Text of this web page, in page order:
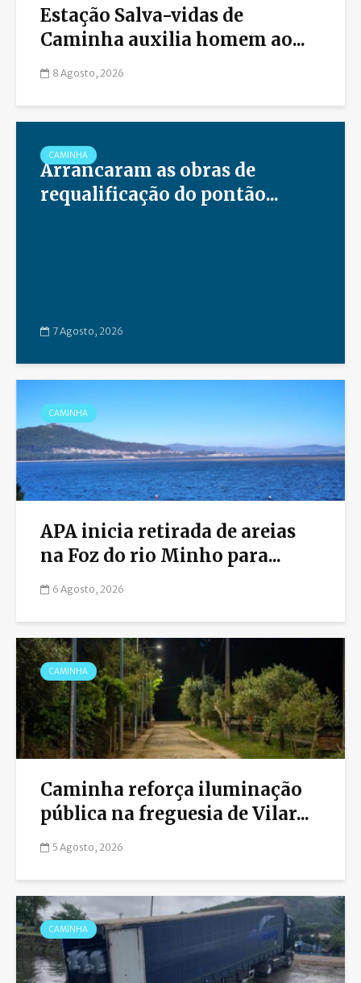
Estação Salva-vidas de
Caminha auxilia homem ao...
8 Agosto, 2026
CAMINHA
Arrancaram as obras de
requalificação do pontão...
7 Agosto, 2026
CAMINHA
APA inicia retirada de areias
na Foz do rio Minho para...
6 Agosto, 2026
CAMINHA
Caminha reforça iluminação
pública na freguesia de Vilar...
5 Agosto, 2026
CAMINHA